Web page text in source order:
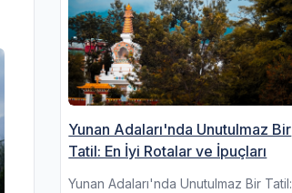
Yunan Adaları'nda Unutulmaz Bir
Tatil: En İyi Rotalar ve İpuçları
Yunan Adaları'nda Unutulmaz Bir Tatil: